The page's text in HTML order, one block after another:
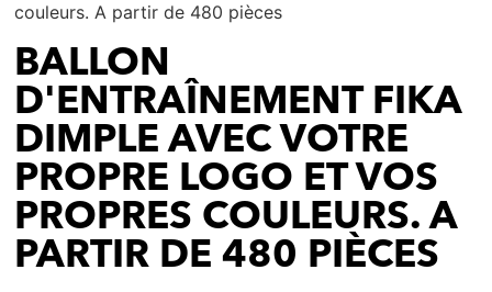
couleurs. A partir de 480 pièces
BALLON
D'ENTRAÎNEMENT FIKA
DIMPLE AVEC VOTRE
PROPRE LOGO ET VOS
PROPRES COULEURS. A
PARTIR DE 480 PIÈCES